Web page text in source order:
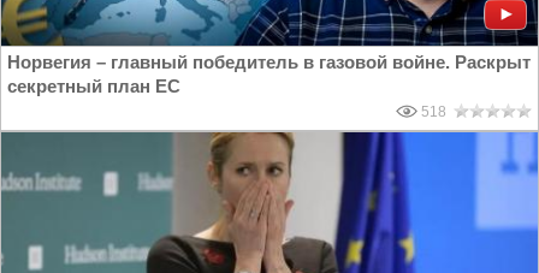
Норвегия – главный победитель в газовой войне. Раскрыт
секретный план ЕС
518